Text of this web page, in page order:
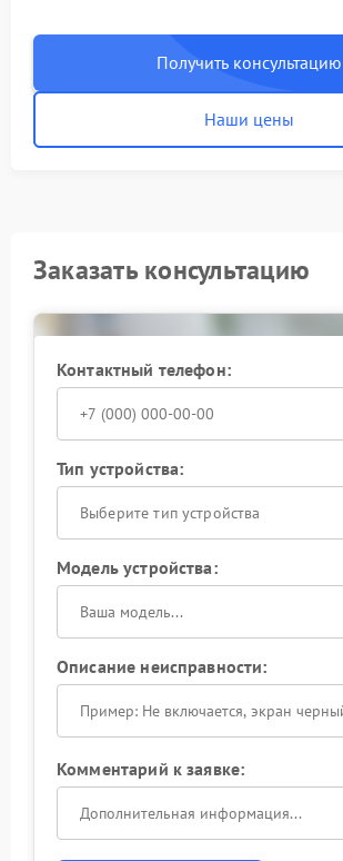
Получить консультацию
Наши цены
Заказать консультацию
Контактный телефон:
Тип устройства:
Выберите тип устройства
Модель устройства:
Описание неисправности:
Комментарий к заявке: